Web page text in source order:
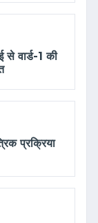
से वार्ड-1 की
प्रक्रिया